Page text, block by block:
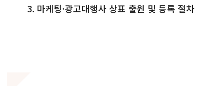
3. 마케팅·광고대행사 상표 출원 및 등록 절차